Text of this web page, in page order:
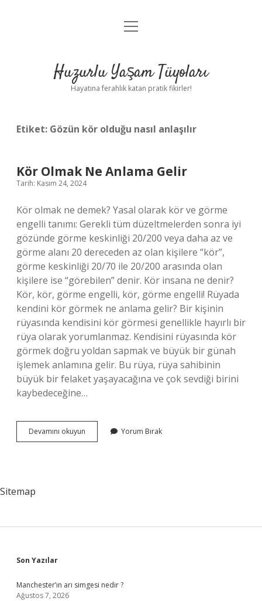
Anasayfa
Yasal Uyarı
menüyü
Huzurlu Yaşam Tüyoları
Hayatına ferahlık katan pratik fikirler!
Etiket: Gözün kör olduğu nasıl anlaşılır
Kör Olmak Ne Anlama Gelir
Tarih: Kasım 24, 2024
Kör olmak ne demek? Yasal olarak kör ve görme
engelli tanımı: Gerekli tüm düzeltmelerden sonra iyi
gözünde görme keskinliği 20/200 veya daha az ve
görme alanı 20 dereceden az olan kişilere “kör”,
görme keskinliği 20/70 ile 20/200 arasında olan
kişilere ise “görebilen” denir. Kör insana ne denir?
Kör, kör, görme engelli, kör, görme engelli! Rüyada
kendini kör görmek ne anlama gelir? Bir kişinin
rüyasında kendisini kör görmesi genellikle hayırlı bir
rüya olarak yorumlanmaz. Kendisini rüyasında kör
görmek doğru yoldan sapmak ve büyük bir günah
işlemek anlamına gelir. Bu rüya, rüya sahibinin
büyük bir felaket yaşayacağına ve çok sevdiği birini
kaybedeceğine…
Devamını okuyun
Olmak
Yorum Bırak
Sitemap
Sidebar
Son Yazılar
Manchester’ın arı simgesi nedir ?
Ağustos 7, 2026